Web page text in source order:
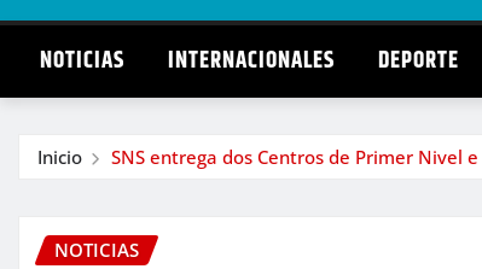
NOTICIAS INTERNACIONALES DEPORTE
Inicio SNS entrega dos Centros de Primer Nivel
NOTICIAS